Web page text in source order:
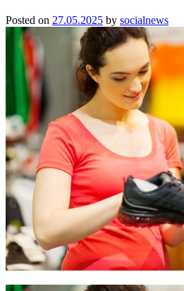
Posted on 27.05.2025 by socialnews